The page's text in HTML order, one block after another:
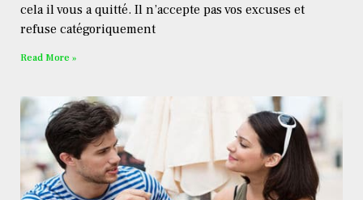
cela il vous a quitté. Il n’accepte pas vos excuses et
refuse catégoriquement
Read More »